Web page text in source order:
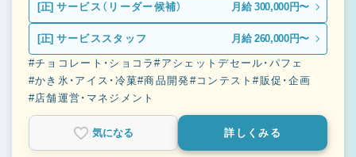
[正] サービス（リーダー候補） 月給 300,000円〜
[正] サービススタッフ 月給 260,000円〜
#チョコレート・ショコラ#アシェットデセール・パフェ
#かき氷・アイス・冷菓#商品開発#コンテスト#販促・企画
#店舗運営・マネジメント
気になる 詳しくみる